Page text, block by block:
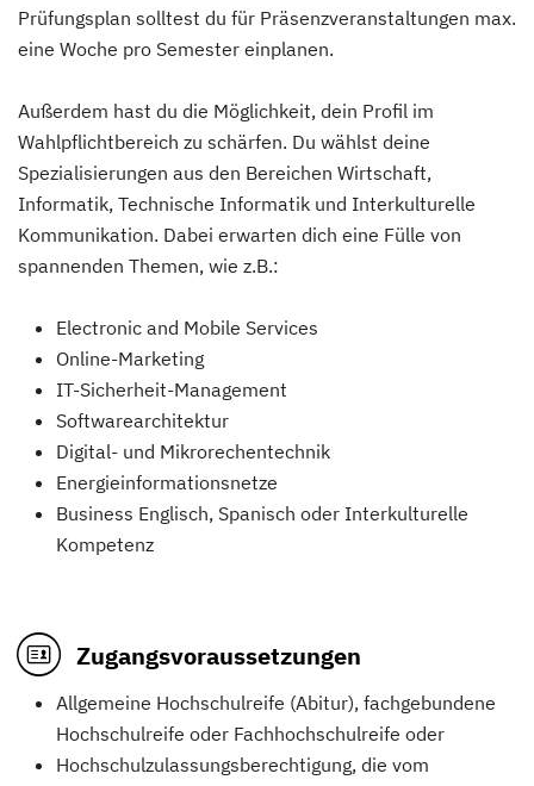
Prüfungsplan solltest du für Präsenzveranstaltungen max.
eine Woche pro Semester einplanen.
Außerdem hast du die Möglichkeit, dein Profil im
Wahlpflichtbereich zu schärfen. Du wählst deine
Spezialisierungen aus den Bereichen Wirtschaft,
Informatik, Technische Informatik und Interkulturelle
Kommunikation. Dabei erwarten dich eine Fülle von
spannenden Themen, wie z.B.:
Electronic and Mobile Services
Online-Marketing
IT-Sicherheit-Management
Softwarearchitektur
Digital- und Mikrorechentechnik
Energieinformationsnetze
Business Englisch, Spanisch oder Interkulturelle
Kompetenz
Zugangsvoraussetzungen
Allgemeine Hochschulreife (Abitur), fachgebundene
Hochschulreife oder Fachhochschulreife oder
Hochschulzulassungsberechtigung, die vom